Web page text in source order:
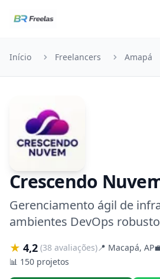
Início Freelancers Amapá
Crescendo
Gerenciamento ágil de
ambientes DevOps
★ 4,2 (38 avaliações)📍 Macapá, AP
📊 150 projetos